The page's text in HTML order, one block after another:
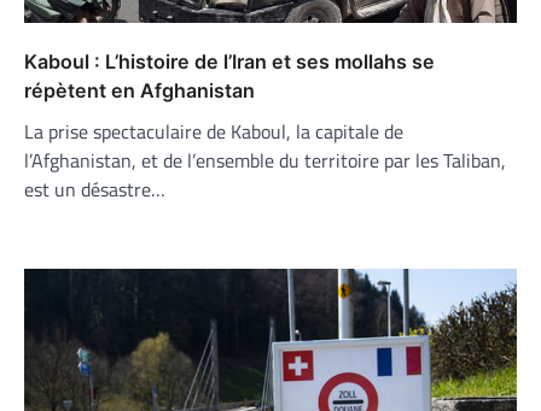
Kaboul : L’histoire de l’Iran et ses mollahs se
répètent en Afghanistan
La prise spectaculaire de Kaboul, la capitale de
l’Afghanistan, et de l’ensemble du territoire par les Taliban,
est un désastre…